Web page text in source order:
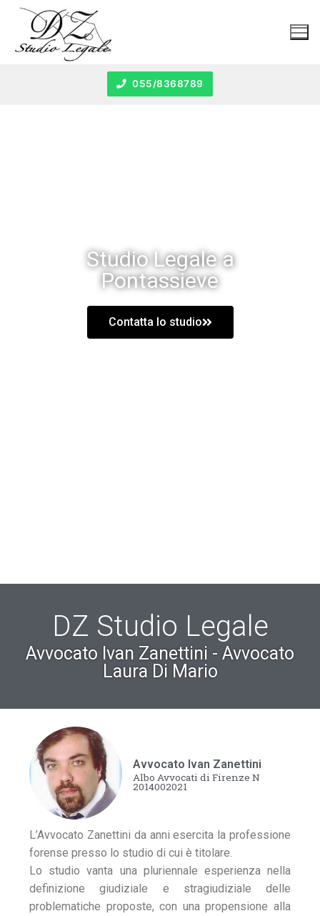
055/8368789
Studio Legale a
Pontassieve
Contatta lo studio
DZ Studio Legale
Avvocato Ivan Zanettini - Avvocato
Laura Di Mario
Avvocato Ivan Zanettini
Albo Avvocati di Firenze N
2014002021
L’Avvocato Zanettini da anni esercita la professione
forense presso lo studio di cui è titolare.
Lo studio vanta una pluriennale esperienza nella
definizione giudiziale e stragiudiziale delle
problematiche proposte, con una propensione alla